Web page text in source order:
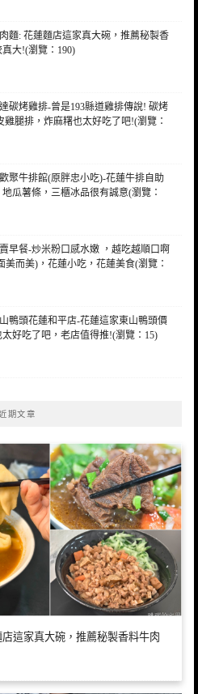
麵: 花蓮麵店這家真大碗，推薦秘製香
大!(瀏覽：190)
碳烤雞排-曾是193縣道雞排傳說! 碳烤
雞腿排，炸麻糬也太好吃了吧!(瀏覽：
聚牛排館(原胖忠小吃)-花蓮牛排自助
瓜薯條，三櫃冰品很有誠意(瀏覽：
早餐-炒米粉口感水嫩 ，越吃越順口啊
美而美)，花蓮小吃，花蓮美食(瀏覽：
鴨頭花蓮和平店-花蓮這家東山鴨頭價
好吃了吧，老店值得推!(瀏覽：15)
期文章
這家真大碗，推薦秘製香料牛肉